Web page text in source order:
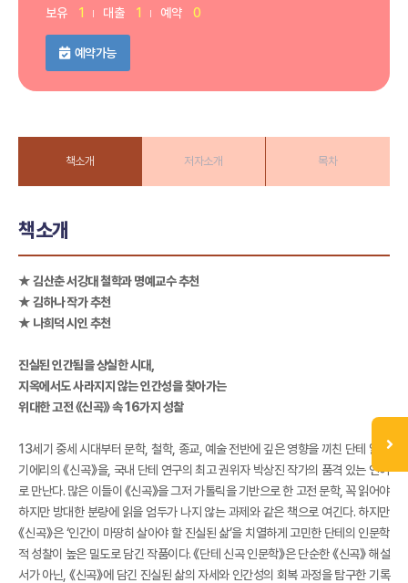
보유 1 대출 1 예약 0
예약가능
책소개 저자소개 목차
책소개
★ 김산춘 서강대 철학과 명예교수 추천
★ 김하나 작가 추천
★ 나희덕 시인 추천
진실된 인간됨을 상실한 시대,
지옥에서도 사라지지 않는 인간성을 찾아가는
위대한 고전 《신곡》 속 16가지 성찰
13세기 중세 시대부터 문학, 철학, 종교, 예술 전반에 깊은 영향을 끼친 단테 알리
기에리의 《신곡》을, 국내 단테 연구의 최고 권위자 박상진 작가의 품격 있는 언어
로 만난다. 많은 이들이 《신곡》을 그저 가톨릭을 기반으로 한 고전 문학, 꼭 읽어야
하지만 방대한 분량에 읽을 엄두가 나지 않는 과제와 같은 책으로 여긴다. 하지만
《신곡》은 ‘인간이 마땅히 살아야 할 진실된 삶’을 치열하게 고민한 단테의 인문학
적 성찰이 높은 밀도로 담긴 작품이다. 《단테 신곡 인문학》은 단순한 《신곡》 해설
서가 아닌, 《신곡》에 담긴 진실된 삶의 자세와 인간성의 회복 과정을 탐구한 기록